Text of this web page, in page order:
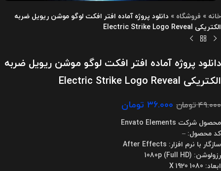
خانه » فروشگاه » دانلود پروژه آماده افتر افکت لوگو موشن ریویل ضربه
الکتریکی Electric Strike Logo Reveal
دانلود پروژه آماده افتر افکت لوگو موشن ریویل ضربه
الکتریکی Electric Strike Logo Reveal
۴۹.۰۰۰تومان ۳۶.۰۰۰ تومان
محصول شرکت Envato Elements
کد محصول: –
سازگار با نرم افزار: After Effects
رزولوشن: 1080p (Full HD)
ابعاد: 1080 X 1920